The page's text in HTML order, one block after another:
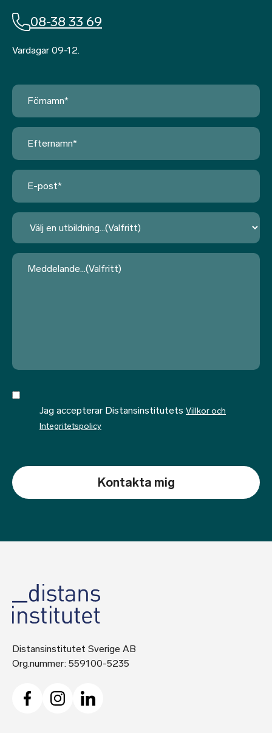
08-38 33 69
Vardagar 09-12.
Förnamn
Efternamn
E-
post
Utbildning
Meddelande
Jag accepterar Distansinstitutets Villkor och
Integritetspolicy
Distansinstitutet Sverige AB
Org.nummer: 559100-5235